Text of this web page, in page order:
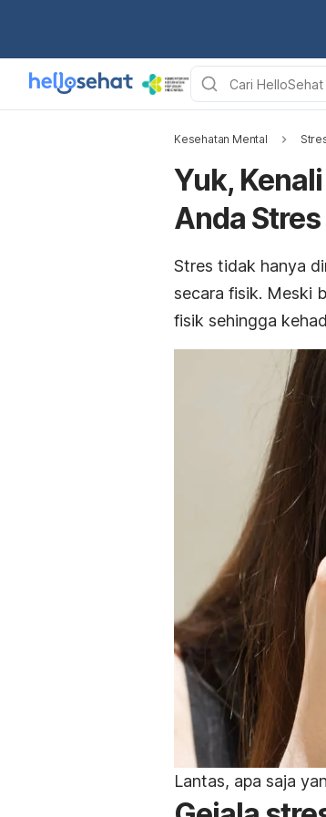
Kesehatan Mental
Yuk,
Anda Stres
Stres tidak hanya
secara fisik. Meski
fisik sehingga
Lantas, apa saja